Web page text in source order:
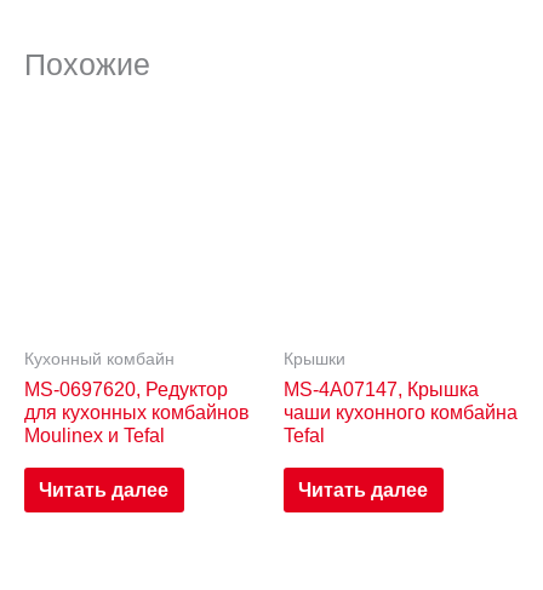
Похожие
Кухонный комбайн
MS-0697620, Редуктор
для кухонных комбайнов
Moulinex и Tefal
Читать далее
Крышки
MS-4A07147, Крышка
чаши кухонного комбайна
Tefal
Читать далее